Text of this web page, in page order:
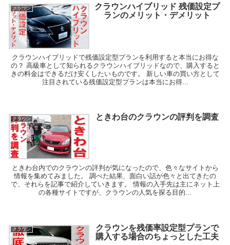
クラウン
クラウンハイブリッド 残価設定プ
ランのメリット・デメリット
クラウンハイブリッドで残価設定型プランを利用すると本当にお得な
の？ 高級車として知られるクラウンハイブリッドなので、購入すると
きの料金はできるだけ安くしたいものです。 新しい車の買い方として
注目されている残価設定型プランは本当にお得...
クラウン ときわ台のクラウンの評判を調査
ときわ台内でのクラウンの評判が気になったので、色々なサイトから
情報を集めてみました。 調べた結果、面白い話が色々と出てきたの
で、それらを記事で紹介していきます。 情報の入手先は主にネット上
の各種サイトですが、クラウンの人気を探る目的...
クラウン
クラウンを残価率設定型プランで
購入する場合のちょっとした工夫